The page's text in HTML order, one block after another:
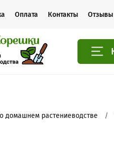
Оплата Контакты Отзывы
домашнем растениеводстве